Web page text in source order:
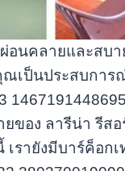
อนคลายและสบา
ณเป็นประสบก
อง ลารีน่า รีส
ายังมีบาร์ค็อก